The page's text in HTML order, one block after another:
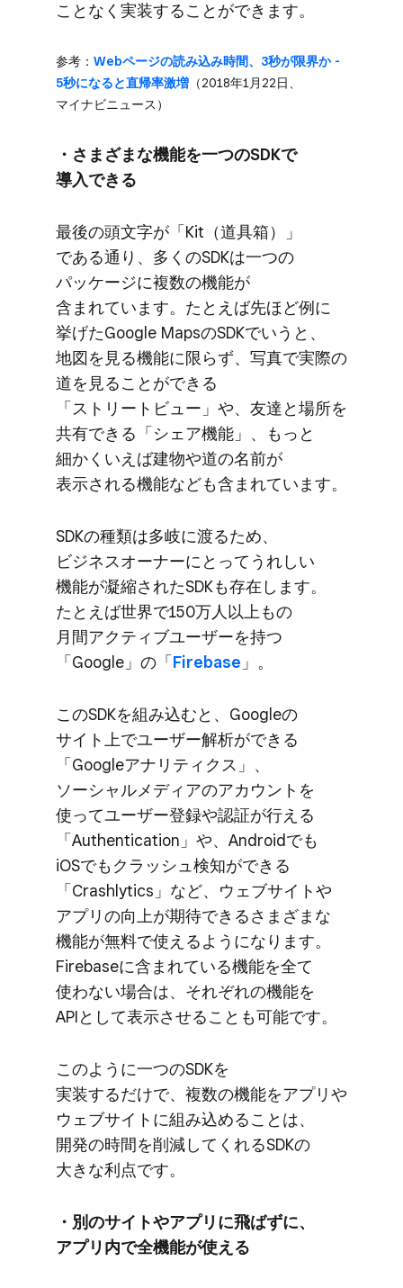
ことなく​実装する​ことができます。
参考： Webページの​読み込み時間、​3秒が​限界か​ -
5秒に​なると​直帰率激増 ​（2018年1月22日、​
マイナビニュース）
・さまざまな​機能を​一つの​SDKで​
導入できる
最後の​頭文字が​「Kit​（道具箱）」
である​通り、​多くの​SDKは​一つの​
パッケージに​複数の​機能が​
含まれています。​たとえば​先ほど例に​
挙げた​Google Mapsの​SDKで​いうと、​
地図を​見る​機能に​限らず、​写真で​実際の​
道を​見る​ことができる​
「ストリートビュー」や、​友達と​場所を​
共有できる​「シェア機能」、​もっと​
細かく​いえば​建物や​道の​名前が​
表示される​機能なども​含まれています。
SDKの​種類は​多岐に​渡る​ため、​
ビジネスオーナーに​とってうれしい​
機能が​凝縮された​SDKも​存在します。​
たとえば​世界で​150万人以上​もの​
月間アクティブユーザーを​持つ​
「Google」の​「Firebase 」。
この​SDKを​組み込むと、​Googleの​
サイト上で​ユーザー解析が​できる​
「Googleアナリティクス」、​
ソーシャルメディアの​アカウントを​
使って​ユーザー登録や​認証が​行える​
「Authentication」や、​Androidでも​
iOSでも​クラッシュ検知が​できる​
「Crashlytics」など、​ウェブサイトや​
アプリの​向上が​期待できるさまざまな​
機能が​無料で​使えるようになります。​
Firebaseに​含まれている​機能を​全て​
使わない​場合は、​それぞれの​機能を​
APIと​して​表示させる​ことも​可能です。
このように​一つの​SDKを​
実装するだけで、​複数の​機能を​アプリや​
ウェブサイトに​組み込める​ことは、​
開発の​時間を​削減してくれる​SDKの​
大きな​利点です。
・別の​サイトや​アプリに​飛ばずに、​
アプリ内で​全機能が​使える